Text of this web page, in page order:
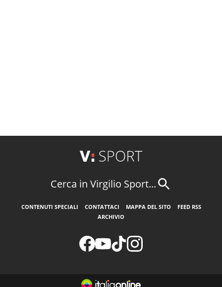
Cerca in Virgilio Sport...
CONTENUTI SPECIALI CONTATTACI MAPPA DEL SITO
FEED RSS
ARCHIVIO